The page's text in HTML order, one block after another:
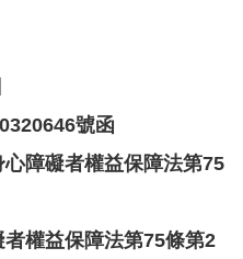
號函
障礙者權益保障法第75
權益保障法第75條第2